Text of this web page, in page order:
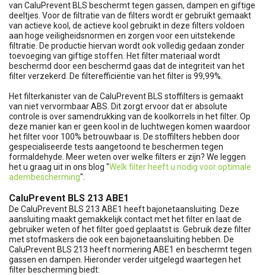
van CaluPrevent BLS beschermt tegen gassen, dampen en giftige
deeltjes. Voor de filtratie van de filters wordt er gebruikt gemaakt
van actieve kool, de actieve kool gebruikt in deze filters voldoen
aan hoge veiligheidsnormen en zorgen voor een uitstekende
filtratie. De productie hiervan wordt ook volledig gedaan zonder
toevoeging van giftige stoffen. Het filter materiaal wordt
beschermd door een beschermd gaas dat de integriteit van het
filter verzekerd. De filterefficiëntie van het filter is 99,99%.
Het filterkanister van de CaluPrevent BLS stoffilters is gemaakt
van niet vervormbaar ABS. Dit zorgt ervoor dat er absolute
controle is over samendrukking van de koolkorrels in het filter. Op
deze manier kan er geen kool in de luchtwegen komen waardoor
het filter voor 100% betrouwbaar is. De stoffilters hebben door
gespecialiseerde tests aangetoond te beschermen tegen
formaldehyde. Meer weten over welke filters er zijn? We leggen
het u graag uit in ons blog "Welk filter heeft u nodig voor optimale
adembescherming".
CaluPrevent BLS 213 ABE1
De CaluPrevent BLS 213 ABE1 heeft bajonetaansluiting. Deze
aansluiting maakt gemakkelijk contact met het filter en laat de
gebruiker weten of het filter goed geplaatst is. Gebruik deze filter
met stofmaskers die ook een bajonetaansluiting hebben. De
CaluPrevent BLS 213 heeft normering ABE1 en beschermt tegen
gassen en dampen. Hieronder verder uitgelegd waartegen het
filter bescherming biedt: